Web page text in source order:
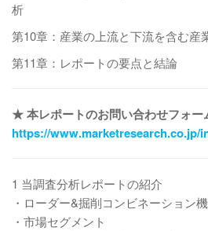
析
第10章：産業の上流と下流を含む産
第11章：レポートの要点と結論
★ 本レポートのお問い合わせフォ
https://www.marketresearch.co.jp/
1 当調査分析レポートの紹介
・ローダー&掘削コンビネーション
・市場セグメント